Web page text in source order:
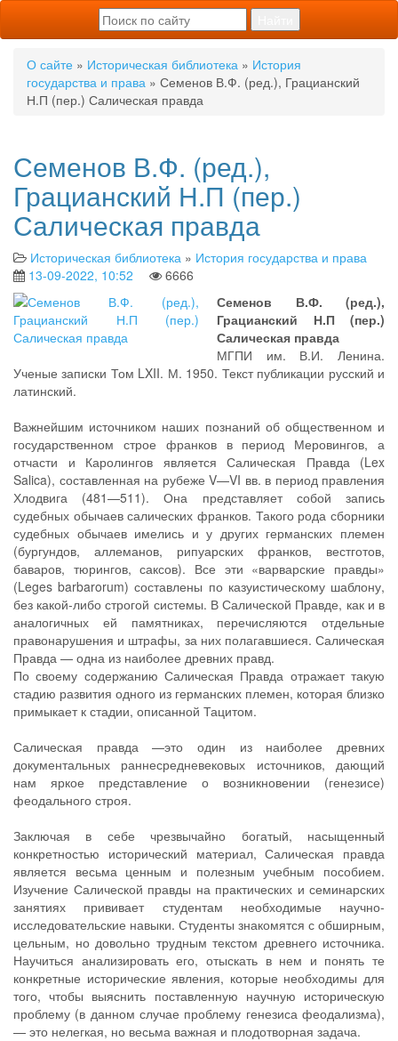
О сайте » Историческая библиотека » История
государства и права » Семенов В.Ф. (ред.), Грацианский
Н.П (пер.) Салическая правда
Семенов В.Ф. (ред.),
Грацианский Н.П (пер.)
Салическая правда
Историческая библиотека » История государства и права
13-09-2022, 10:52
6666
Семенов В.Ф. (ред.),
Грацианский Н.П (пер.)
Салическая правда
МГПИ им. В.И. Ленина.
Ученые записки Том LXII. М. 1950. Текст публикации русский и
латинский.
Важнейшим источником наших познаний об общественном и
государственном строе франков в период Меровингов, а
отчасти и Каролингов является Салическая Правда (Lex
Salica), составленная на рубеже V—VI вв. в период правления
Хлодвига (481—511). Она представляет собой запись
судебных обычаев салических франков. Такого рода сборники
судебных обычаев имелись и у других германских племен
(бургундов, аллеманов, рипуарских франков, вестготов,
баваров, тюрингов, саксов). Все эти «варварские правды»
(Leges barbarorum) составлены по казуистическому шаблону,
без какой-либо строгой системы. В Салической Правде, как и в
аналогичных ей памятниках, перечисляются отдельные
правонарушения и штрафы, за них полагавшиеся. Салическая
Правда — одна из наиболее древних правд.
По своему содержанию Салическая Правда отражает такую
стадию развития одного из германских племен, которая близко
примыкает к стадии, описанной Тацитом.
Салическая правда —это один из наиболее древних
документальных раннесредневековых источников, дающий
нам яркое представление о возникновении (генезисе)
феодального строя.
Заключая в себе чрезвычайно богатый, насыщенный
конкретностью исторический материал, Салическая правда
является весьма ценным и полезным учебным пособием.
Изучение Салической правды на практических и семинарских
занятиях прививает студентам необходимые научно-
исследовательские навыки. Студенты знакомятся с обширным,
цельным, но довольно трудным текстом древнего источника.
Научиться анализировать его, отыскать в нем и понять те
конкретные исторические явления, которые необходимы для
того, чтобы выяснить поставленную научную историческую
проблему (в данном случае проблему генезиса феодализма),
— это нелегкая, но весьма важная и плодотворная задача.